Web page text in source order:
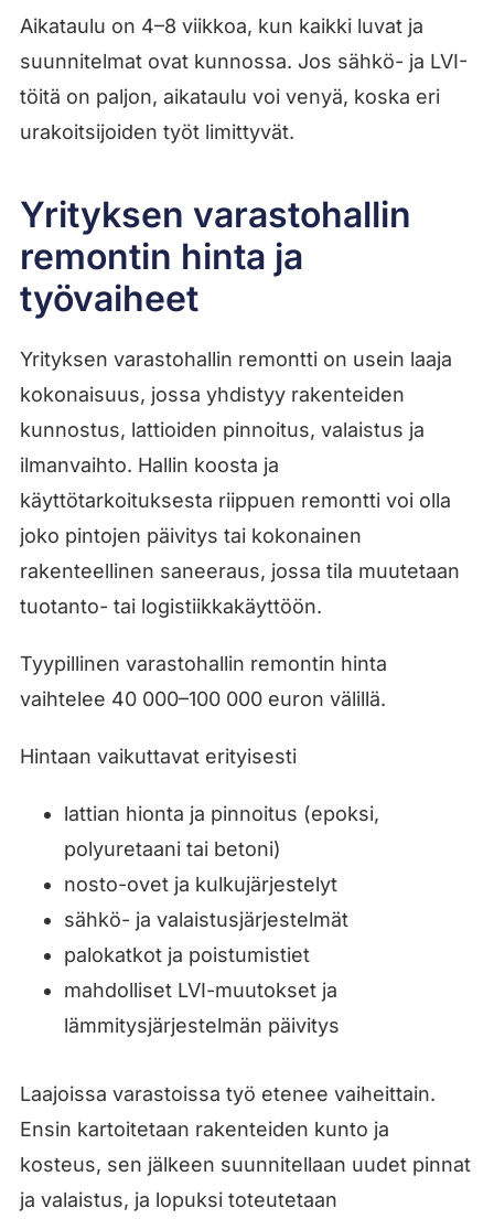
Aikataulu on 4–8 viikkoa, kun kaikki luvat ja
suunnitelmat ovat kunnossa. Jos sähkö- ja LVI-
töitä on paljon, aikataulu voi venyä, koska eri
urakoitsijoiden työt limittyvät.
Yrityksen varastohallin
remontin hinta ja
työvaiheet
Yrityksen varastohallin remontti on usein laaja
kokonaisuus, jossa yhdistyy rakenteiden
kunnostus, lattioiden pinnoitus, valaistus ja
ilmanvaihto. Hallin koosta ja
käyttötarkoituksesta riippuen remontti voi olla
joko pintojen päivitys tai kokonainen
rakenteellinen saneeraus, jossa tila muutetaan
tuotanto- tai logistiikkakäyttöön.
Tyypillinen varastohallin remontin hinta
vaihtelee 40 000–100 000 euron välillä.
Hintaan vaikuttavat erityisesti
lattian hionta ja pinnoitus (epoksi,
polyuretaani tai betoni)
nosto-ovet ja kulkujärjestelyt
sähkö- ja valaistusjärjestelmät
palokatkot ja poistumistiet
mahdolliset LVI-muutokset ja
lämmitysjärjestelmän päivitys
Laajoissa varastoissa työ etenee vaiheittain.
Ensin kartoitetaan rakenteiden kunto ja
kosteus, sen jälkeen suunnitellaan uudet pinnat
ja valaistus, ja lopuksi toteutetaan